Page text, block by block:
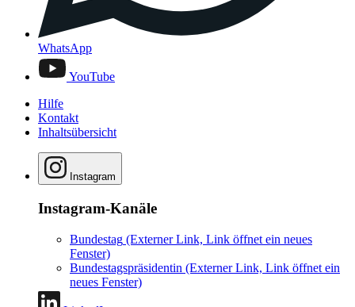
WhatsApp
YouTube
Hilfe
Kontakt
Inhaltsübersicht
Instagram
Instagram-Kanäle
Bundestag (Externer Link, Link öffnet ein neues
Fenster)
Bundestagspräsidentin (Externer Link, Link öffnet ein
neues Fenster)